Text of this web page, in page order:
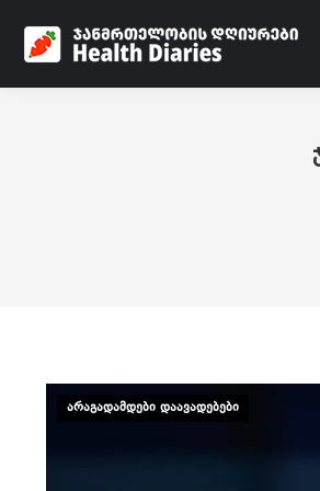
არაგადამდები დაავადებები